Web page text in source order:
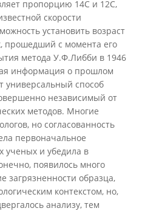
пропорцию 14C и 12C,
скорости
установить возраст
прошедший с момента его
метода У.Ф.Либби в 1946
информация о прошлом
универсальный способ
независимый от
методов. Многие
но согласованность
первоначальное
ученых и убедила в
появилось много
загрязненности образца,
контекстом, но,
анализу, тем